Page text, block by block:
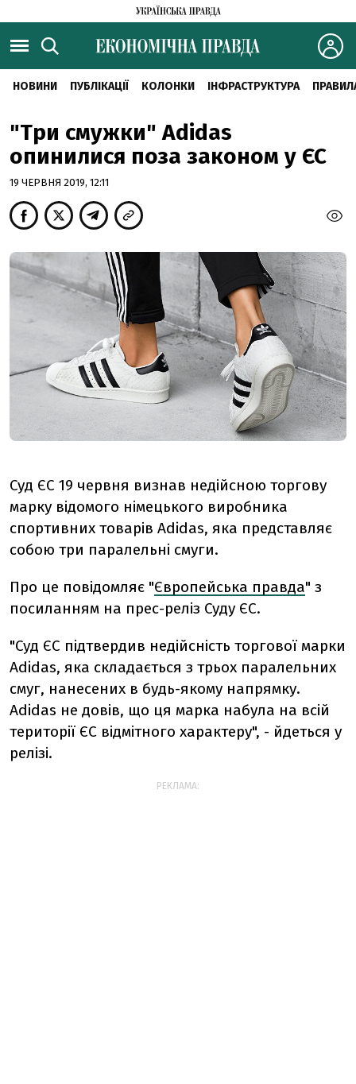
НОВИНИ ПУБЛІКАЦІЇ КОЛОНКИ ІНФРАСТРУКТУРА
"Три смужки" Adidas
опинилися поза законом у ЄС
19 ЧЕРВНЯ 2019, 12:11
Суд ЄС 19 червня визнав недійсною торгову
марку відомого німецького виробника
спортивних товарів Adidas, яка представляє
собою три паралельні смуги.
Про це повідомляє "Європейська правда" з
посиланням на прес-реліз Суду ЄС.
"Суд ЄС підтвердив недійсність торгової марки
Adidas, яка складається з трьох паралельних
смуг, нанесених в будь-якому напрямку.
Adidas не довів, що ця марка набула на всій
території ЄС відмітного характеру", - йдеться у
релізі.
РЕКЛАМА: